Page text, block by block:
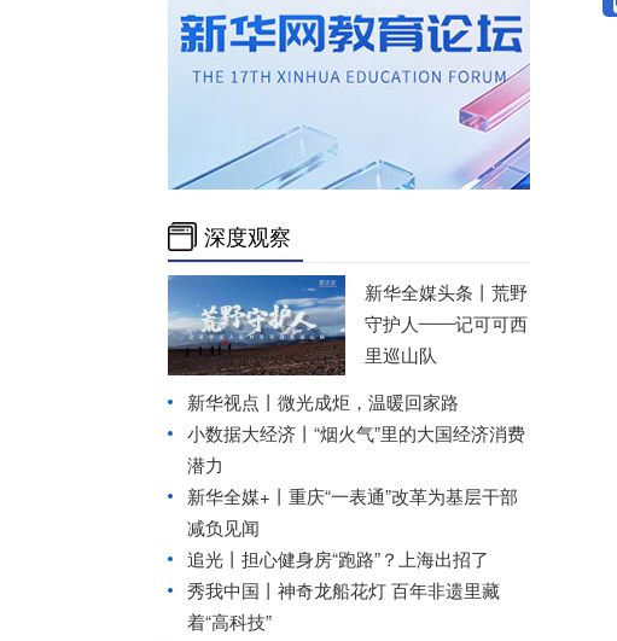
深度观察
新华全媒头条丨 荒野
守护人——记可可西
里巡山队
新华视点丨 微光成炬，温暖回家路
小数据大经济丨“烟火气”里的大国经济消费
潜力
新华全媒+丨 重庆“一表通”改革为基层干部
减负见闻
追光丨 担心健身房“跑路”？上海出招了
秀我中国丨 神奇龙船花灯 百年非遗里藏
着“高科技”